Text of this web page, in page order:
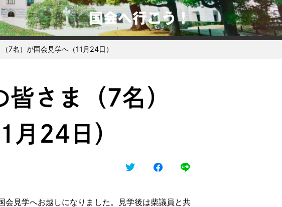
国会へ行こう！
7名）が国会見学へ（11月24日）
さま（7名）
月24日）
見学へお越しになりました。見学後は柴議員と共